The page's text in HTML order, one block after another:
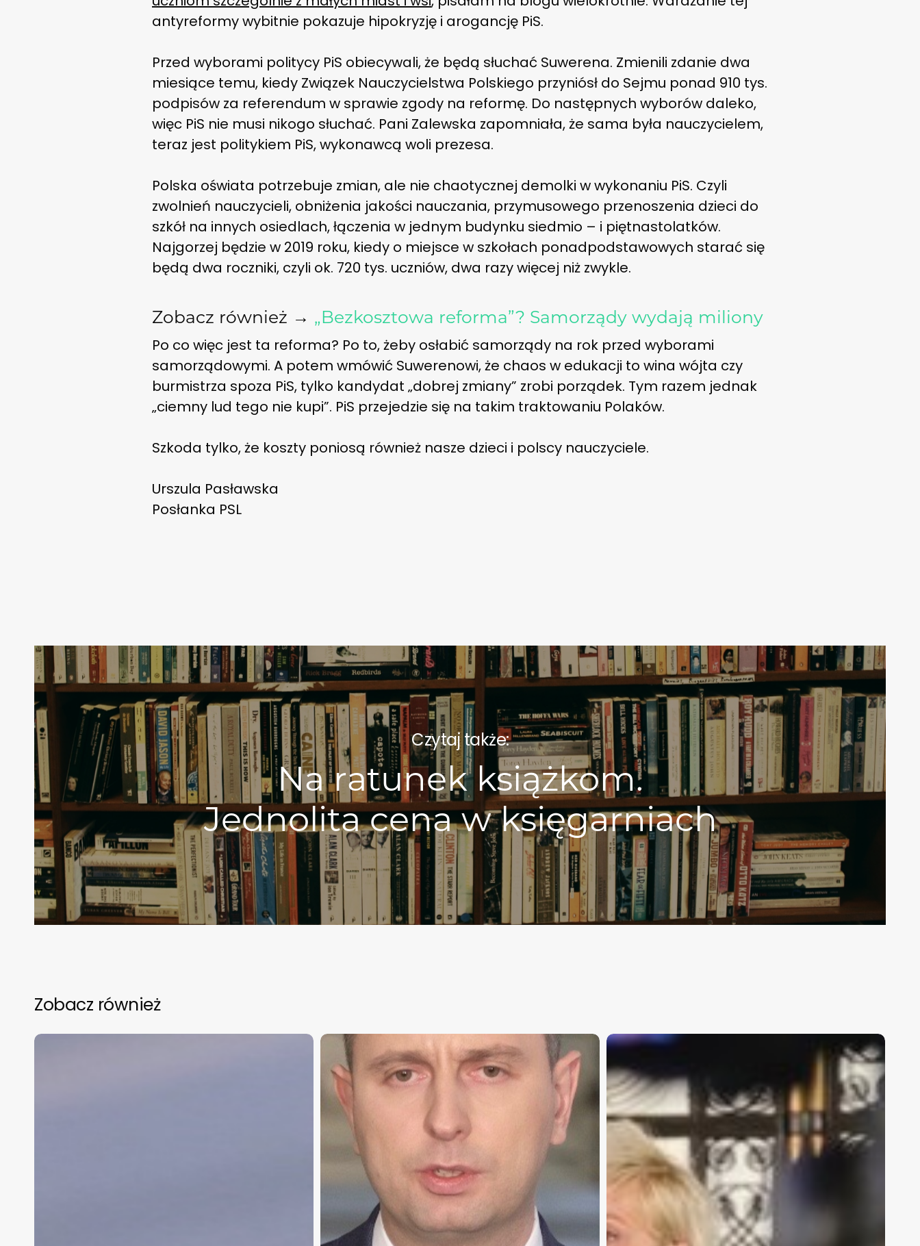
antyreformy wybitnie pokazuje hipokryzję i arogancję PiS.
Przed wyborami politycy PiS obiecywali, że będą słuchać Suwerena. Zmienili zdanie dwa
miesiące temu, kiedy Związek Nauczycielstwa Polskiego przyniósł do Sejmu ponad 910 tys.
podpisów za referendum w sprawie zgody na reformę. Do następnych wyborów daleko,
więc PiS nie musi nikogo słuchać. Pani Zalewska zapomniała, że sama była nauczycielem,
teraz jest politykiem PiS, wykonawcą woli prezesa.
Polska oświata potrzebuje zmian, ale nie chaotycznej demolki w wykonaniu PiS. Czyli
zwolnień nauczycieli, obniżenia jakości nauczania, przymusowego przenoszenia dzieci do
szkół na innych osiedlach, łączenia w jednym budynku siedmio – i piętnastolatków.
Najgorzej będzie w 2019 roku, kiedy o miejsce w szkołach ponadpodstawowych starać się
będą dwa roczniki, czyli ok. 720 tys. uczniów, dwa razy więcej niż zwykle.
Zobacz również → „Bezkosztowa reforma”? Samorządy wydają miliony
Po co więc jest ta reforma? Po to, żeby osłabić samorządy na rok przed wyborami
samorządowymi. A potem wmówić Suwerenowi, że chaos w edukacji to wina wójta czy
burmistrza spoza PiS, tylko kandydat „dobrej zmiany” zrobi porządek. Tym razem jednak
„ciemny lud tego nie kupi”. PiS przejedzie się na takim traktowaniu Polaków.
Szkoda tylko, że koszty poniosą również nasze dzieci i polscy nauczyciele.
Urszula Pasławska
Posłanka PSL
Czytaj także:
Na ratunek książkom.
Jednolita cena w księgarniach
Zobacz również